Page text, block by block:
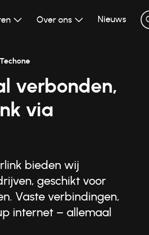
Over ons Nieuws
verbonden,
via
bieden wij
geschikt voor
Vaste verbindingen,
internet – allemaal